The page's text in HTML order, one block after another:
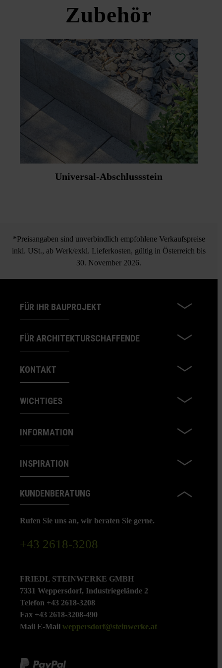
Zubehör
Universal-Abschlussstein
*Preisangaben sind unverbindlich empfohlene Verkaufspreise
inkl. USt., ab Werk/exkl. Lieferkosten, gültig in Österreich bis
30. November 2026.
FÜR IHR BAUPROJEKT
FÜR ARCHITEKTURSCHAFFENDE
KONTAKT
WICHTIGES
INFORMATION
INSPIRATION
KUNDENBERATUNG
Rufen Sie uns an, wir beraten Sie gerne.
+43 2618-3208
FRIEDL STEINWERKE GMBH
7331 Weppersdorf, Industriegelände 2
Telefon +43 2618-3208
Fax +43 2618-3208-490
Mail E-Mail weppersdorf@steinwerke.at